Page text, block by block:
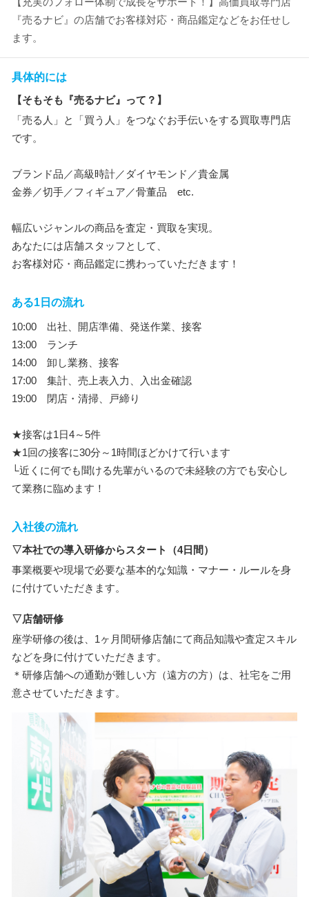
『売るナビ』の店舗でお客様対応・商品鑑定などをお任せし
ます。
具体的には
【そもそも『売るナビ』って？】
「売る人」と「買う人」をつなぐお手伝いをする買取専門店
です。
ブランド品／高級時計／ダイヤモンド／貴金属
金券／切手／フィギュア／骨董品 etc.
幅広いジャンルの商品を査定・買取を実現。
あなたには店舗スタッフとして、
お客様対応・商品鑑定に携わっていただきます！
ある1日の流れ
10:00 出社、開店準備、発送作業、接客
13:00 ランチ
14:00 卸し業務、接客
17:00 集計、売上表入力、入出金確認
19:00 閉店・清掃、戸締り
★接客は1日4～5件
★1回の接客に30分～1時間ほどかけて行います
└近くに何でも聞ける先輩がいるので未経験の方でも安心し
て業務に臨めます！
入社後の流れ
▽本社での導入研修からスタート（4日間）
事業概要や現場で必要な基本的な知識・マナー・ルールを身
に付けていただきます。
▽店舗研修
座学研修の後は、1ヶ月間研修店舗にて商品知識や査定スキル
などを身に付けていただきます。
＊研修店舗への通勤が難しい方（遠方の方）は、社宅をご用
意させていただきます。